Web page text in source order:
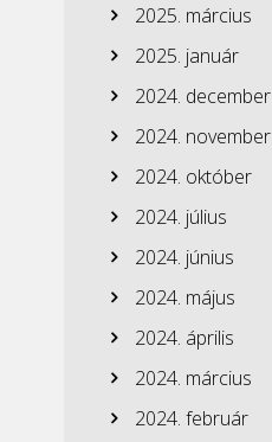
2025. március
2025. január
2024. december
2024. november
2024. október
2024. július
2024. június
2024. május
2024. április
2024. március
2024. február